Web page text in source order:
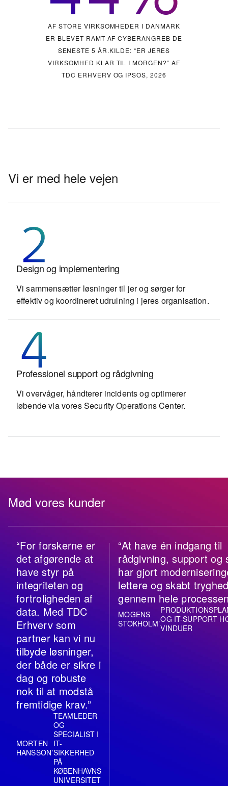
AF SMÅ VIRKSOMHEDER I DANMARK ER
BLEVET RAMT AF CYBERANGREB DE
SENESTE 5 ÅR.
AF MELLEMSTORE VIRKSOMHEDER I
DANMARK ER BLEVET RAMT AF
CYBERANGREB DE SENESTE 5 ÅR.
AF STORE VIRKSOMHEDER I DANMARK
ER BLEVET RAMT AF CYBERANGREB DE
SENESTE 5 ÅR.KILDE: “ER JERES
VIRKSOMHED KLAR TIL I MORGEN?” AF
TDC ERHVERV OG IPSOS, 2026
Vi er med hele vejen
Identificering og analyse
Vi gennemfører risikoanalyser og compliance checks
og udvikler skræddersyede sikkerhedsstrategier.
Design og implementering
Vi sammensætter løsninger til jer og sørger for
effektiv og koordineret udrulning i jeres organisation.
Drift og optimering
Vi sikrer stabil drift, løbende dokumentation og
justering i takt med ændrede behov.
Professionel support og rådgivning
Vi overvåger, håndterer incidents og optimerer
løbende via vores Security Operations Center.
Mød vores kunder
“For forskerne er
det afgørende at
have styr på
integriteten og
fortroligheden af
data. Med TDC
Erhverv som
partner kan vi nu
tilbyde løsninger,
der både er sikre i
dag og robuste
nok til at modstå
fremtidige krav.”
MORTEN
HANSSON,
TEAMLEDER
OG
SPECIALIST I
IT-
SIKKERHED
PÅ
KØBENHAVNS
UNIVERSITET
“At have én indgang til
rådgivning, support og
har gjort
lettere og skabt
gennem hele
MOGENS
STOKHOLM,OG IT-SUPPORT
VINDUER